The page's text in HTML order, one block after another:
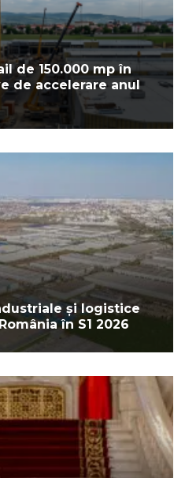
de 150.000 mp în
de accelerare anul
și logistice
în S1 2026